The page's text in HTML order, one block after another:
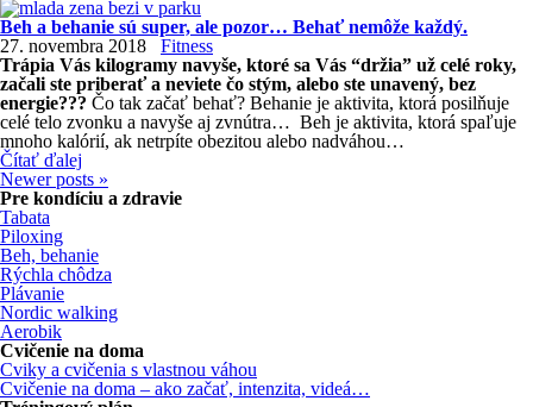
Beh a behanie sú super, ale pozor… Behať nemôže každý.
27. novembra 2018
Fitness
Trápia Vás kilogramy navyše, ktoré sa Vás “držia” už celé roky,
začali ste priberať a neviete čo stým, alebo ste unavený, bez
energie??? Čo tak začať behať? Behanie je aktivita, ktorá posilňuje
celé telo zvonku a navyše aj zvnútra… Beh je aktivita, ktorá spaľuje
mnoho kalórií, ak netrpíte obezitou alebo nadváhou…
Čítať ďalej
Newer posts »
Pre kondíciu a zdravie
Tabata
Piloxing
Beh, behanie
Rýchla chôdza
Plávanie
Nordic walking
Aerobik
Cvičenie na doma
Cviky a cvičenia s vlastnou váhou
Cvičenie na doma – ako začať, intenzita, videá…